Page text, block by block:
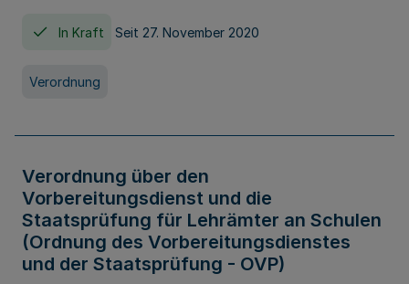
In Kraft Seit 27. November 2020
Verordnung
Verordnung über den
Vorbereitungsdienst und die
Staatsprüfung für Lehrämter an Schulen
(Ordnung des Vorbereitungsdienstes
und der Staatsprüfung - OVP)